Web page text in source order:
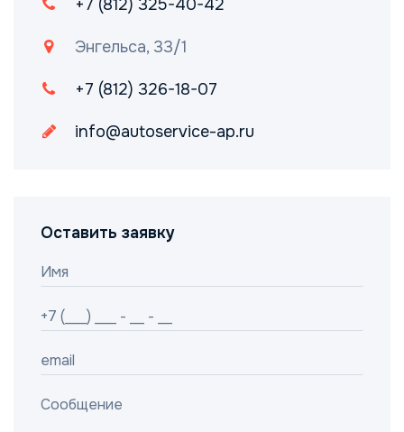
+7 (812) 325-40-42
Энгельса, 33/1
+7 (812) 326-18-07
info@autoservice-ap.ru
Оставить заявку